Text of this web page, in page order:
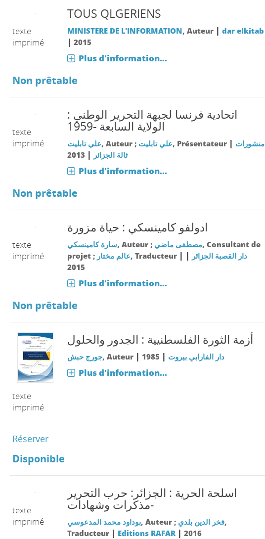
texte
imprimé
TOUS QLGERIENS
MINISTERE DE L'INFORMATION, Auteur | dar elkitab
| 2015
Plus d'information...
Non prêtable
texte
imprimé
اتحادية فرنسا لجبهة التحرير الوطني :
الولاية السابعة -1959
علي تابليت, Auteur ; علي تابليت, Présentateur | منشورات
ثالة الجزائر |
2013
Plus d'information...
Non prêtable
texte
imprimé
ادولفو كامينسكي : حياة مزورة
سارة كامينسكي, Auteur ; مصطفى ماضي, Consultant de
projet ; عالم مختار, Traducteur | دار القصبة الجزائر |
2015
Plus d'information...
Non prêtable
texte
imprimé
أزمة الثورة الفلسطنيية : الجدور والحلول
جورج حبش, Auteur | دار الفارابي بيروت |
1985
Plus d'information...
Réserver
Disponible
texte
imprimé
اسلحة الحرية : الجزائر: حرب التحرير
-مذكرات وشهادات
بوداود محمد المدعوسي, Auteur ; فخر الدين بلدي,
Traducteur | Editions RAFAR| 2016